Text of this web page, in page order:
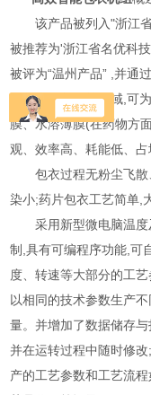
该产品被列入"浙江省
被推荐为'浙江省名优科
被评为“温州产品” ,并通
品、生物制品等领域,可
膜、水溶薄膜(在药物方
观、效率高、耗能低、占
包衣过程无粉尘飞散
染小;药片包衣工艺简单,
采用新型微电脑温度
制,具有可编程序功能,可
度、转速等大部分的工
以相同的技术参数生产
量。并增加了数据储存
并在运转过程中随时修
产的工艺参数和工艺流